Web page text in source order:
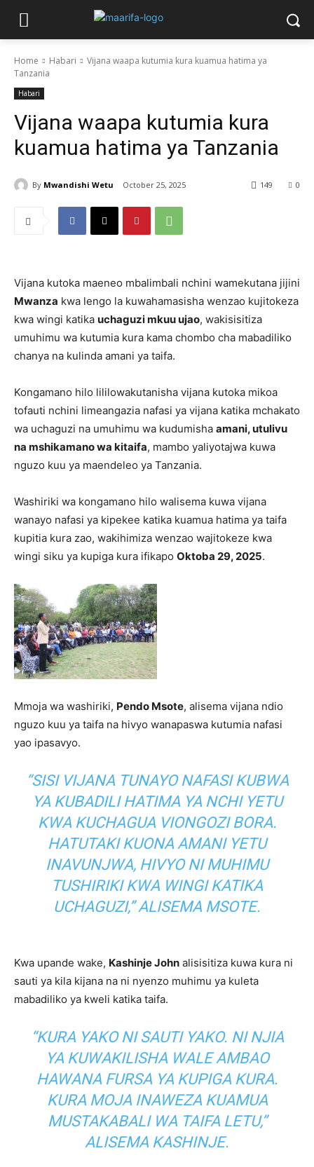
Home Habari
Vijana waapa kutumia kura kuamua hatima ya
Tanzania
Habari
Vijana waapa kutumia kura
kuamua hatima ya Tanzania
By Mwandishi Wetu October 25, 2025 0
149
Vijana kutoka maeneo mbalimbali nchini wamekutana jijini
Mwanza kwa lengo la kuwahamasisha wenzao kujitokeza
kwa wingi katika uchaguzi mkuu ujao, wakisisitiza
umuhimu wa kutumia kura kama chombo cha mabadiliko
chanya na kulinda amani ya taifa.
Kongamano hilo lililowakutanisha vijana kutoka mikoa
tofauti nchini limeangazia nafasi ya vijana katika mchakato
wa uchaguzi na umuhimu wa kudumisha amani, utulivu
na mshikamano wa kitaifa, mambo yaliyotajwa kuwa
nguzo kuu ya maendeleo ya Tanzania.
Washiriki wa kongamano hilo walisema kuwa vijana
wanayo nafasi ya kipekee katika kuamua hatima ya taifa
kupitia kura zao, wakihimiza wenzao wajitokeze kwa
wingi siku ya kupiga kura ifikapo Oktoba 29, 2025.
Mmoja wa washiriki, Pendo Msote, alisema vijana ndio
nguzo kuu ya taifa na hivyo wanapaswa kutumia nafasi
yao ipasavyo.
“SISI VIJANA TUNAYO NAFASI KUBWA
YA KUBADILI HATIMA YA NCHI YETU
KWA KUCHAGUA VIONGOZI BORA.
HATUTAKI KUONA AMANI YETU
INAVUNJWA, HIVYO NI MUHIMU
TUSHIRIKI KWA WINGI KATIKA
UCHAGUZI,” ALISEMA MSOTE.
Kwa upande wake, Kashinje John alisisitiza kuwa kura ni
sauti ya kila kijana na ni nyenzo muhimu ya kuleta
mabadiliko ya kweli katika taifa.
“KURA YAKO NI SAUTI YAKO. NI NJIA
YA KUWAKILISHA WALE AMBAO
HAWANA FURSA YA KUPIGA KURA.
KURA MOJA INAWEZA KUAMUA
MUSTAKABALI WA TAIFA LETU,”
ALISEMA KASHINJE.